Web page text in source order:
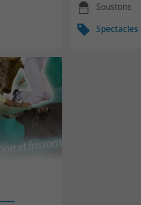
Soustons
Spectacles